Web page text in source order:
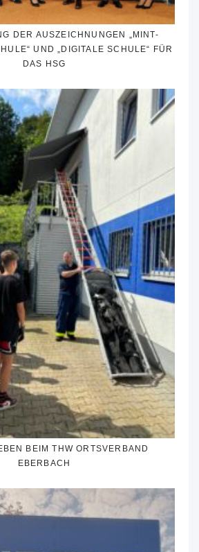
DER AUSZEICHNUNGEN „MINT-
UND „DIGITALE SCHULE“ FÜR
DAS HSG
BEIM THW ORTSVERBAND
EBERBACH